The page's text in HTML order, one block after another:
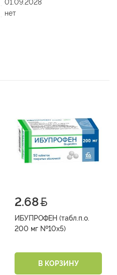
01.09.2028
нет
2.68
ИБУПРОФЕН (табл.п.о.
200 мг №10х5)
В КОРЗИНУ